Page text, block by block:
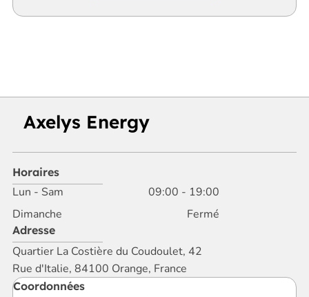
Axelys Energy
Horaires
Lun - Sam 09:00 - 19:00
Dimanche
Fermé
Adresse
Quartier La Costière du Coudoulet, 42
Rue d'Italie, 84100 Orange, France
Coordonnées